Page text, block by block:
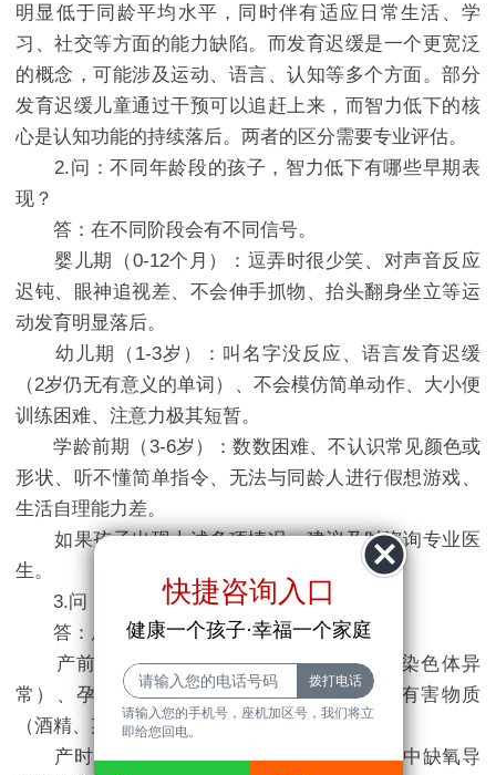
明显低于同龄平均水平，同时伴有适应日常生活、学
习、社交等方面的能力缺陷。而发育迟缓是一个更宽泛
的概念，可能涉及运动、语言、认知等多个方面。部分
发育迟缓儿童通过干预可以追赶上来，而智力低下的核
心是认知功能的持续落后。两者的区分需要专业评估。
2.问：不同年龄段的孩子，智力低下有哪些早期表
现？
答：在不同阶段会有不同信号。
婴儿期（0-12个月）：逗弄时很少笑、对声音反应
迟钝、眼神追视差、不会伸手抓物、抬头翻身坐立等运
动发育明显落后。
幼儿期（1-3岁）：叫名字没反应、语言发育迟缓
（2岁仍无有意义的单词）、不会模仿简单动作、大小便
训练困难、注意力极其短暂。
学龄前期（3-6岁）：数数困难、不认识常见颜色或
形状、听不懂简单指令、无法与同龄人进行假想游戏、
生活自理能力差。
如果孩子出现上述多项情况，建议及时咨询专业医
生。
3.问：孩子智力低下，是什么原因造成的？
答：原因可分为以下几类：
产前因素：遗传因素（如唐氏综合征等染色体异
常）、孕期感染（如风疹病毒）、孕期接触有害物质
（酒精、某些药物）、严重营养不良。
产时因素：早产、低出生体重、分娩过程中缺氧导
快捷咨询入口
健康一个孩子·幸福一个家庭
请输入您的手机号，座机加区号，我们将立
即给您回电。